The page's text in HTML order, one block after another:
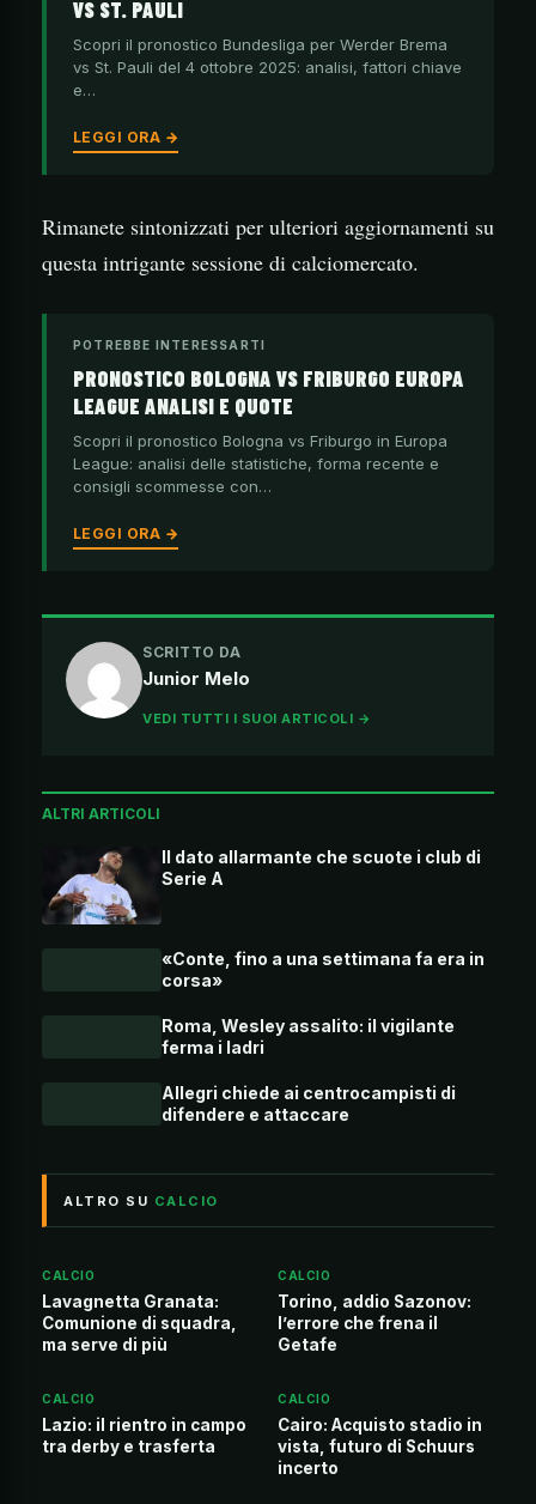
VS ST. PAULI
Scopri il pronostico Bundesliga per Werder Brema
vs St. Pauli del 4 ottobre 2025: analisi, fattori chiave
e…
LEGGI ORA →
Rimanete sintonizzati per ulteriori aggiornamenti su
questa intrigante sessione di calciomercato.
POTREBBE INTERESSARTI
PRONOSTICO BOLOGNA VS FRIBURGO EUROPA
LEAGUE ANALISI E QUOTE
Scopri il pronostico Bologna vs Friburgo in Europa
League: analisi delle statistiche, forma recente e
consigli scommesse con…
LEGGI ORA →
SCRITTO DA
Junior Melo
VEDI TUTTI I SUOI ARTICOLI →
ALTRI ARTICOLI
Il dato allarmante che scuote i club di
Serie A
«Conte, fino a una settimana fa era in
corsa»
Roma, Wesley assalito: il vigilante
ferma i ladri
Allegri chiede ai centrocampisti di
difendere e attaccare
ALTRO SU CALCIO
CALCIO
Lavagnetta Granata:
Comunione di squadra,
ma serve di più
CALCIO
Torino, addio Sazonov:
l’errore che frena il
Getafe
CALCIO
Lazio: il rientro in campo
tra derby e trasferta
CALCIO
Cairo: Acquisto stadio in
vista, futuro di Schuurs
incerto